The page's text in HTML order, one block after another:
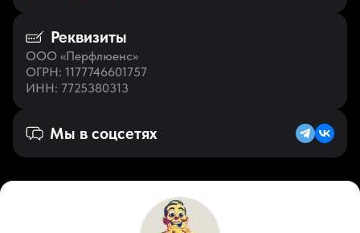
Реквизиты
ООО «Перфлюенс»
ОГРН: 1177746601757
ИНН: 7725380313
Мы в соцсетях